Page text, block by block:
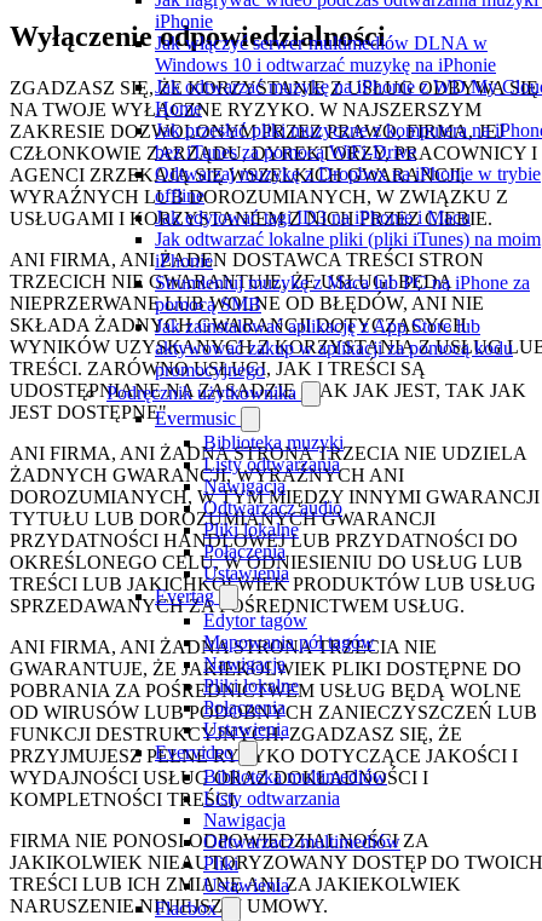
iPhonie
Jak włączyć serwer multimediów DLNA w
Windows 10 i odtwarzać muzykę na iPhonie
Jak odtwarzać muzykę na iPhonie z WD My
Home
Jak przesłać pliki muzyczne z komputera na
bez iTunes za pomocą WiFi-Drive
Odtwarzaj muzykę z Dropbox na iPhonie w trybie
offline
Jak edytować tagi ID3 na iPhonie i Macu
Jak odtwarzać lokalne pliki (pliki iTunes) na moim
iPhonie
Strumieniuj muzykę z Maca lub PC na iPhone za
pomocą SMB
Jak zainstalować aplikację z App Store lub
aktywować zakup w aplikacji za pomocą kodu
promocyjnego
Podręcznik użytkownika
Evermusic
Biblioteka muzyki
Listy odtwarzania
Nawigacja
Odtwarzacz audio
Pliki lokalne
Połączenia
Ustawienia
Evertag
Edytor tagów
Mapowania pól tagów
Nawigacja
Pliki lokalne
Połączenia
Ustawienia
Evervideo
Biblioteka multimediów
Listy odtwarzania
Nawigacja
Odtwarzacz multimediów
Pliki
Ustawienia
Flacbox
Wyłączenie odpowiedzialności
ZGADZASZ SIĘ, ŻE KORZYSTANIE Z USŁUG ODBYWA SIĘ
NA TWOJE WYŁĄCZNE RYZYKO. W NAJSZERSZYM
ZAKRESIE DOZWOLONYM PRZEZ PRAWO, FIRMA, JEJ
CZŁONKOWIE ZARZĄDU, DYREKTORZY, PRACOWNICY I
AGENCI ZRZEKAJĄ SIĘ WSZELKICH GWARANCJI,
WYRAŹNYCH LUB DOROZUMIANYCH, W ZWIĄZKU Z
USŁUGAMI I KORZYSTANIEM Z NICH PRZEZ CIEBIE.
ANI FIRMA, ANI ŻADEN DOSTAWCA TREŚCI STRON
TRZECICH NIE GWARANTUJE, ŻE USŁUGI BĘDĄ
NIEPRZERWANE LUB WOLNE OD BŁĘDÓW, ANI NIE
SKŁADA ŻADNYCH GWARANCJI DOTYCZĄCYCH
WYNIKÓW UZYSKANYCH Z KORZYSTANIA Z USŁUG
TREŚCI. ZARÓWNO USŁUGI, JAK I TREŚCI SĄ
UDOSTĘPNIANE NA ZASADZIE „TAK JAK JEST, TAK JAK
JEST DOSTĘPNE".
ANI FIRMA, ANI ŻADNA STRONA TRZECIA NIE UDZIELA
ŻADNYCH GWARANCJI, WYRAŹNYCH ANI
DOROZUMIANYCH, W TYM MIĘDZY INNYMI GWARANCJI
TYTUŁU LUB DOROZUMIANYCH GWARANCJI
PRZYDATNOŚCI HANDLOWEJ LUB PRZYDATNOŚCI DO
OKREŚLONEGO CELU, W ODNIESIENIU DO USŁUG LUB
TREŚCI LUB JAKICHKOLWIEK PRODUKTÓW LUB USŁUG
SPRZEDAWANYCH ZA POŚREDNICTWEM USŁUG.
ANI FIRMA, ANI ŻADNA STRONA TRZECIA NIE
GWARANTUJE, ŻE JAKIEKOLWIEK PLIKI DOSTĘPNE DO
POBRANIA ZA POŚREDNICTWEM USŁUG BĘDĄ WOLNE
OD WIRUSÓW LUB PODOBNYCH ZANIECZYSZCZEŃ LUB
FUNKCJI DESTRUKCYJNYCH. ZGADZASZ SIĘ, ŻE
PRZYJMUJESZ PEŁNE RYZYKO DOTYCZĄCE JAKOŚCI I
WYDAJNOŚCI USŁUG ORAZ DOKŁADNOŚCI I
KOMPLETNOŚCI TREŚCI.
FIRMA NIE PONOSI ODPOWIEDZIALNOŚCI ZA
JAKIKOLWIEK NIEAUTORYZOWANY DOSTĘP DO TWOICH
TREŚCI LUB ICH ZMIANĘ ANI ZA JAKIEKOLWIEK
NARUSZENIE NINIEJSZEJ UMOWY.